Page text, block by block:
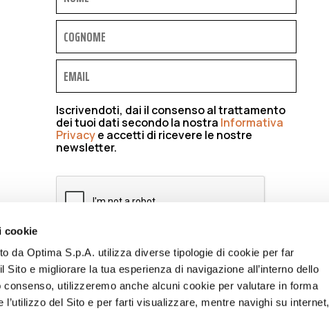
cookie
da Optima S.p.A. utilizza diverse tipologie di cookie per far
Sito e migliorare la tua esperienza di navigazione all’interno dello
utilizzeremo anche alcuni cookie per valutare in forma
l’utilizzo del Sito e per farti visualizzare, mentre navighi su internet,
Iscrivendoti, dai il consenso al trattamento
dei tuoi dati secondo la nostra Informativa
Privacye accetti di ricevere le nostre
newsletter.
ISCRIVIMI